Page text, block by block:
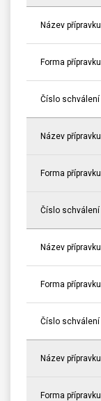
Název přípravku
Forma přípravku
Číslo schválení
Název přípravku
Forma přípravku
Číslo schválení
Název přípravku
Forma přípravku
Číslo schválení
Název přípravku
Forma přípravku